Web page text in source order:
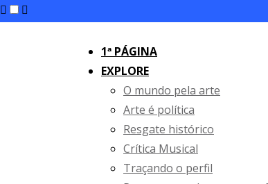
1ª PÁGINA
EXPLORE
O mundo pela arte
Arte é política
Resgate histórico
Crítica Musical
Traçando o perfil